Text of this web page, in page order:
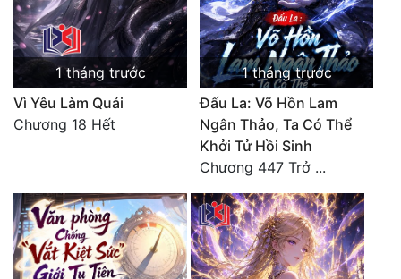
Xuyên Sách
Xuyên Thư
Điền Văn
Đô Thị
Đồng Nhân
1 tháng trước
Vì Yêu Làm Quái
Chương 18 Hết
1 tháng trước
Đấu La: Võ Hồn Lam
Ngân Thảo, Ta Có Thể
Khởi Tử Hồi Sinh
Chương 447 Trở ...